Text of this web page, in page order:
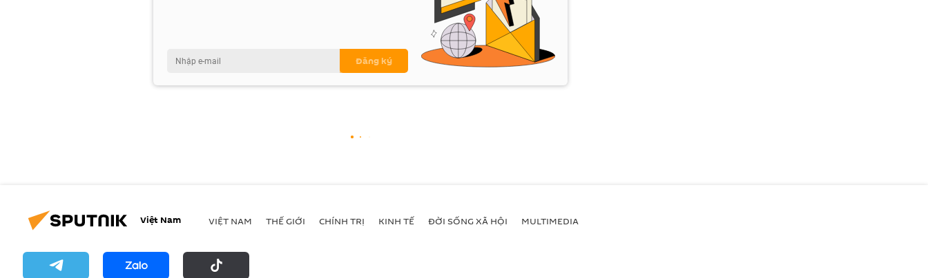
Việt Nam VIỆT NAM THẾ GIỚI CHÍNH TRỊ KINH TẾ ĐỜI SỐNG XÃ HỘI MULTIMEDIA